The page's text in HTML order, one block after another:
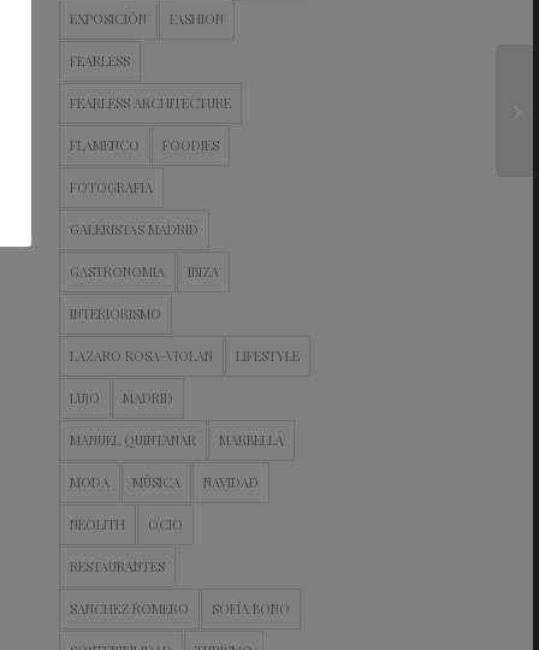
EXPOSICIÓN FASHION
FEARLESS
FEARLESS ARCHITECTURE
FLAMENCO FOODIES
FOTOGRAFIA
GALERISTAS MADRID
GASTRONOMIA IBIZA
INTERIORISMO
LAZARO ROSA-VIOLAN LIFESTYLE
LUJO MADRID
MANUEL QUINTANAR MARBELLA
MODA MÚSICA NAVIDAD
NEOLITH OCIO
RESTAURANTES
SANCHEZ ROMERO SOFÍA BONO